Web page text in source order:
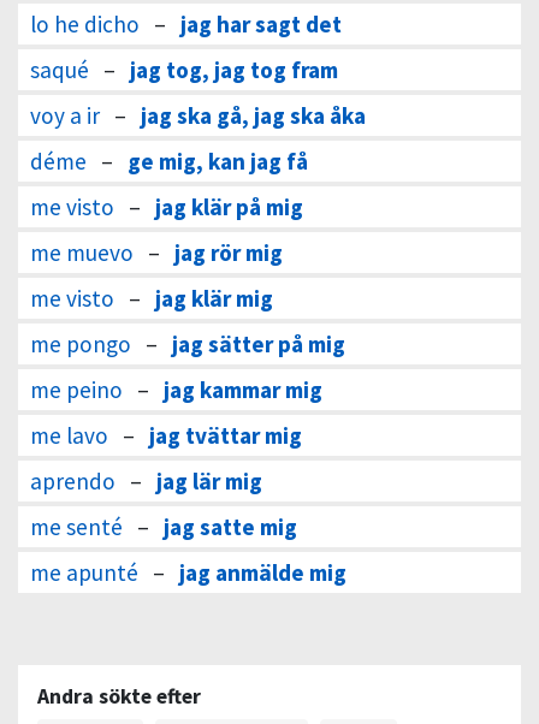
lo he dicho – jag har sagt det
saqué – jag tog, jag tog fram
voy a ir – jag ska gå, jag ska åka
déme – ge mig, kan jag få
me visto – jag klär på mig
me muevo – jag rör mig
me visto – jag klär mig
me pongo – jag sätter på mig
me peino – jag kammar mig
me lavo – jag tvättar mig
aprendo – jag lär mig
me senté – jag satte mig
me apunté – jag anmälde mig
Andra sökte efter